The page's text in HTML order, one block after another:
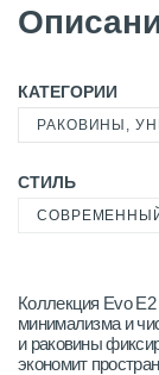
КАТЕГОРИИ
РАКОВИНЫ,
СТИЛЬ
Коллекция Evo
минимализма и
и раковины
экономит